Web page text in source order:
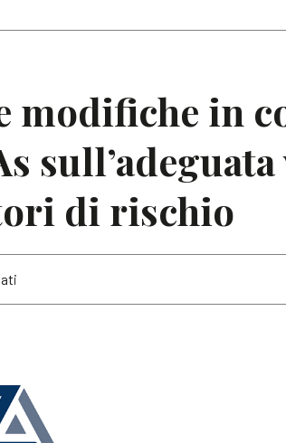
in
di rischio